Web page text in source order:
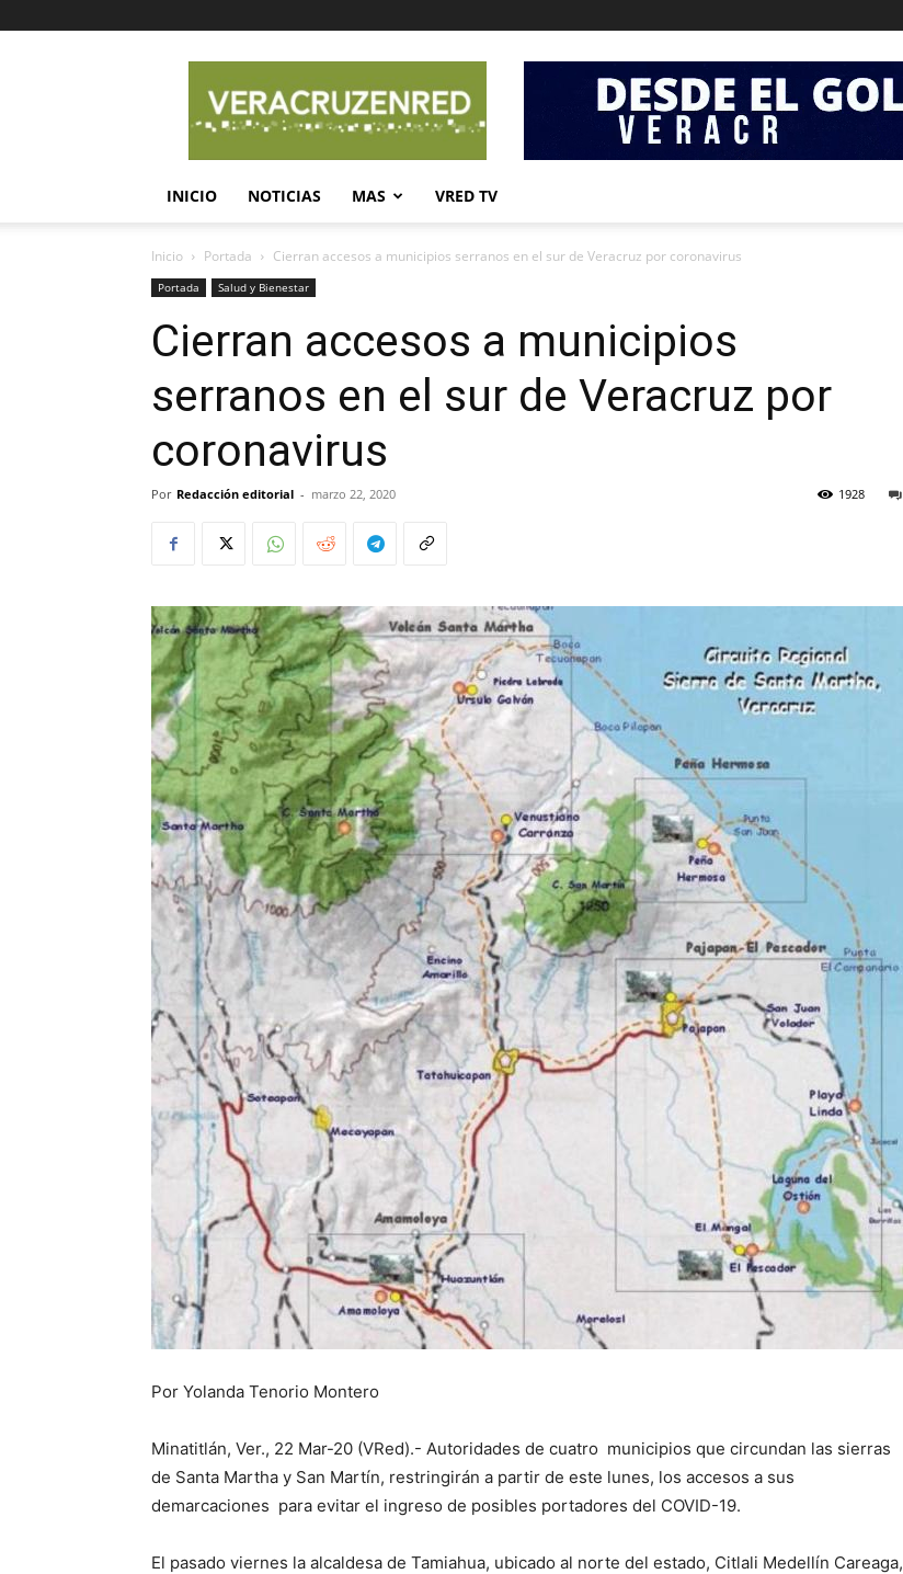
en
Red
INICIO NOTICIAS MAS VRED TV
Inicio Portada Cierran accesos a municipios serranos en el sur de Veracruz por coronavirus
Portada Salud y Bienestar
Cierran accesos a municipios
serranos en el sur de Veracruz por
coronavirus
Por Redacción editorial - marzo 22, 2020 1928
Por Yolanda Tenorio Montero
Minatitlán, Ver., 22 Mar-20 (VRed).- Autoridades de cuatro municipios que circundan las sierras
de Santa Martha y San Martín, restringirán a partir de este lunes, los accesos a sus
demarcaciones para evitar el ingreso de posibles portadores del COVID-19.
El pasado viernes la alcaldesa de Tamiahua, ubicado al norte del estado, Citlali Medellín Careaga,